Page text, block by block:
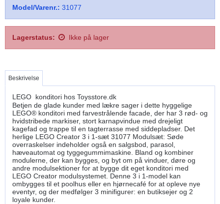
Model/Varenr.: 31077
Lagerstatus: Ikke på lager
Beskrivelse
LEGO konditori hos Toysstore.dk
Betjen de glade kunder med lækre sager i dette hyggelige
LEGO® konditori med farvestrålende facade, der har 3 rød- og
hvidstribede markiser, stort karnapvindue med drejeligt
kagefad og trappe til en tagterrasse med siddepladser. Det
herlige LEGO Creator 3 i 1-sæt 31077 Modulsæt: Søde
overraskelser indeholder også en salgsbod, parasol,
hæveautomat og tyggegummimaskine. Bland og kombiner
modulerne, der kan bygges, og byt om på vinduer, døre og
andre modulsektioner for at bygge dit eget konditori med
LEGO Creator modulsystemet. Denne 3 i 1-model kan
ombygges til et poolhus eller en hjørnecafé for at opleve nye
eventyr, og der medfølger 3 minifigurer: en butiksejer og 2
loyale kunder.